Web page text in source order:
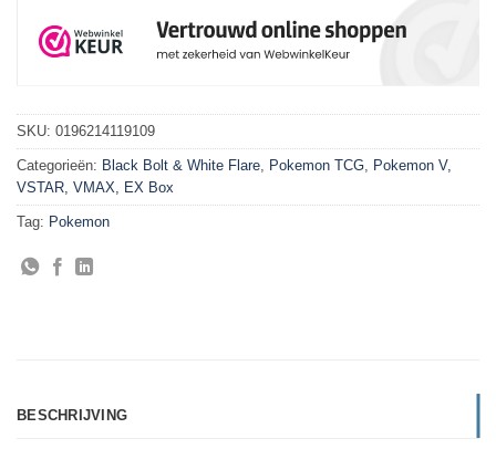
SKU: 0196214119109
Categorieën: Black Bolt & White Flare Pokemon TCG Pokemon V,
VSTAR, VMAX, EX Box
Tag: Pokemon
BESCHRIJVING